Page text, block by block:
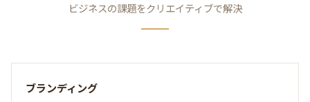
ビジネスの課題をクリエイティブで解決
ブランディング